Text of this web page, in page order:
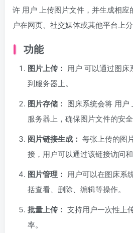
许 用户 上传图片文件，并生成相应
户在网页、社交媒体或其他平台上分
功能
图片上传： 用户 可以通过图床
到服务器上。
图片存储： 图床系统会将 用户
服务器上，确保图片文件的安全
图片链接生成： 每张上传的图
接，用户可以通过该链接访问和
图片管理： 用户可以在图床系
括查看、删除、编辑等操作。
批量上传： 支持用户一次性上
率。